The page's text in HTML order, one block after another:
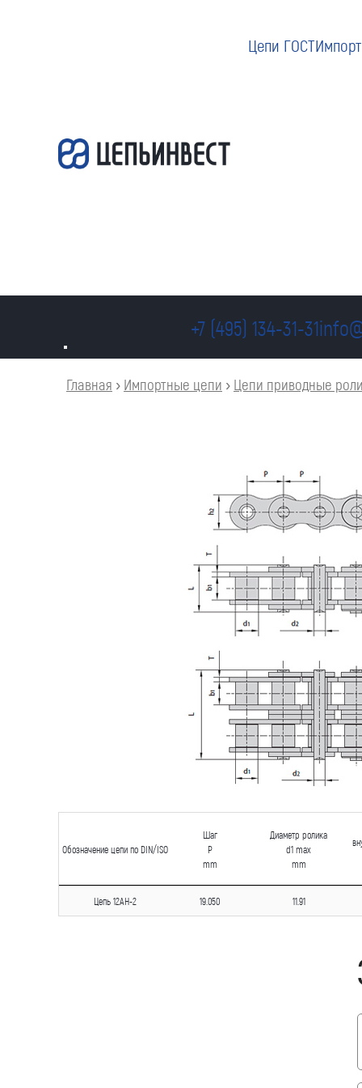
Цепи ГОСТ
+7 (495) 134-31-31
Главная › Импортные цепи › Цепи приводные
Обозначение цепи по DIN/ISO
Шаг
P
mm
Диаметр ролика
d1 max
mm
Цепь 12AH-2 19.050 11.91